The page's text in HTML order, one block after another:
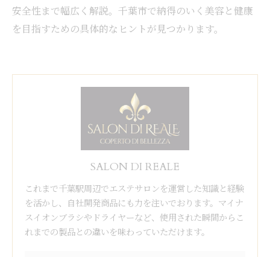
安全性まで幅広く解説。千葉市で納得のいく美容と健康
を目指すための具体的なヒントが見つかります。
SALON DI REALE
これまで千葉駅周辺でエステサロンを運営した知識と経験
を活かし、自社開発商品にも力を注いでおります。マイナ
スイオンブラシやドライヤーなど、使用された瞬間からこ
れまでの製品との違いを味わっていただけます。